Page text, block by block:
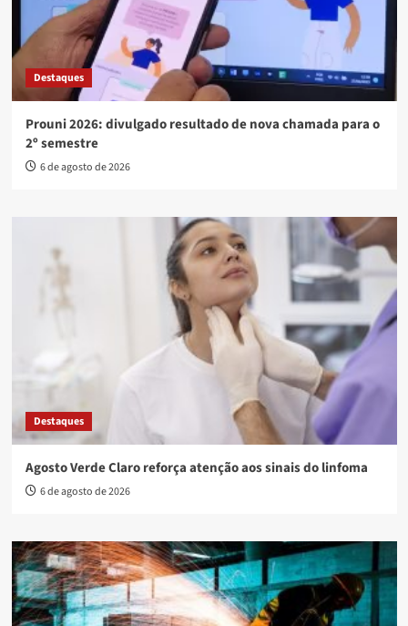
Destaques
Prouni 2026: divulgado resultado de nova chamada para o
2º semestre
6 de agosto de 2026
Destaques
Agosto Verde Claro reforça atenção aos sinais do linfoma
6 de agosto de 2026